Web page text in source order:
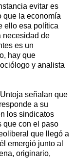
evitar es
que la economía
ello esa política
necesidad de
es un
hay que
y analista
señalan que
a su
los sindicatos
que con el paso
que llegó a
emergió junto al
originario,